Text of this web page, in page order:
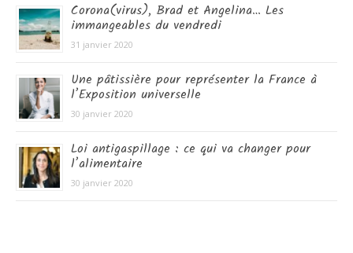
Corona(virus), Brad et Angelina… Les
immangeables du vendredi
31 janvier 2020
Une pâtissière pour représenter la France à
l’Exposition universelle
30 janvier 2020
Loi antigaspillage : ce qui va changer pour
l’alimentaire
30 janvier 2020